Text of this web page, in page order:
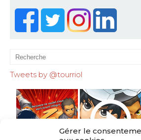
Gérer le
Tweets by @tourriol